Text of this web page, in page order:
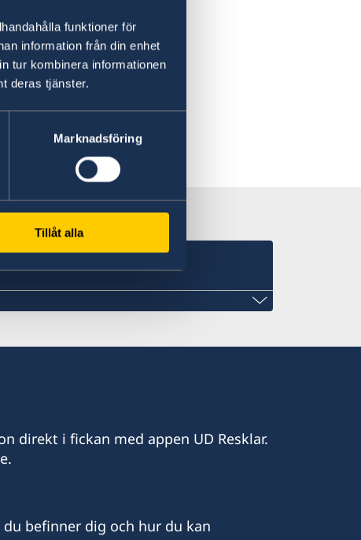
funktioner för
information från din enhet
tur kombinera informationen
deras tjänster.
Marknadsföring
Tillåt alla
à Monaco
direkt i fickan med appen UD Resklar.
befinner dig och hur du kan